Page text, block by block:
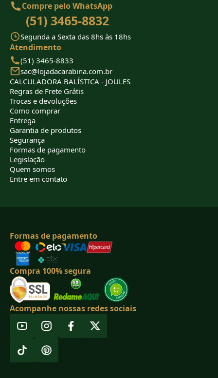
Compre pelo WhatsApp
(51) 3465-8832
Segunda a Sexta das 8hs às 18hs
Atendimento
(51) 3465-8833
sac@lojadacarabina.com.br
CALCULADORA BALÍSTICA - JOULES
Regras de Frete Grátis
Trocas e devoluções
Como comprar
Entrega
Garantia de produtos
Segurança
Formas de pagamento
Legislação
Quem somos
Entre em contato
Formas de pagamento
Compra 100% segura
Acompanhe nossas redes sociais